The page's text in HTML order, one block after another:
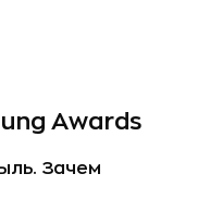
Awards
Зачем